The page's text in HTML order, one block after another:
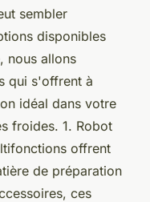
sembler
disponibles
nous allons
qui s'offrent à
idéal dans votre
froides. 1. Robot
offrent
de préparation
ces